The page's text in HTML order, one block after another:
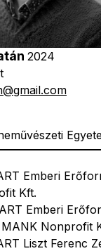
2024
Emberi
Kft.
Emberi
Nonprofit
Liszt Ferenc